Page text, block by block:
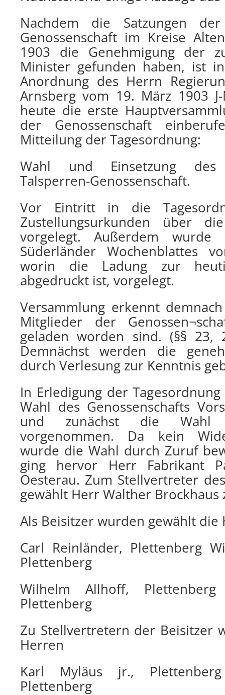
Nachdem die Satzungen der
Genossenschaft im Kreise
1903 die Genehmigung der
Minister gefunden haben, ist
Anordnung des Herrn
Arnsberg vom 19. März 1903
heute die erste
der Genossenschaft
Mitteilung der Tagesordnung:
Wahl und Einsetzung des
Talsperren-Genossenschaft.
Vor Eintritt in die
Zustellungsurkunden über
vorgelegt. Außerdem
Süderländer Wochenblattes
worin die Ladung zur
abgedruckt ist, vorgelegt.
Versammlung erkennt
Mitglieder der
geladen worden sind. (§§ 23,
Demnächst werden die
durch Verlesung zur Kenntnis
In Erledigung der
Wahl des Genossenschafts
und zunächst die Wahl
vorgenommen. Da kein
wurde die Wahl durch Zuruf
ging hervor Herr Fabrikant
Oesterau. Zum Stellvertreter
gewählt Herr Walther Brockhaus
Als Beisitzer wurden gewählt die
Carl Reinländer, Plettenberg
Plettenberg
Wilhelm Allhoff, Plettenberg
Plettenberg
Zu Stellvertretern der Beisitzer
Herren
Karl Myläus jr.,
Plettenberg